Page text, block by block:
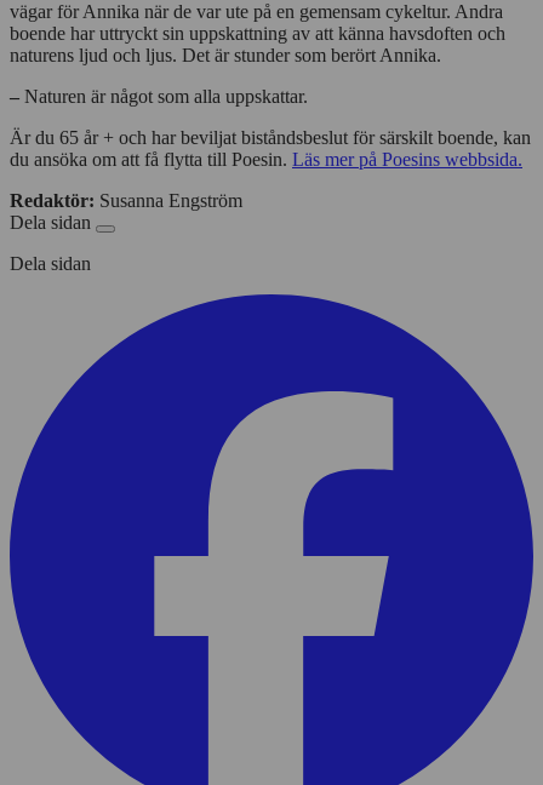
vägar för Annika när de var ute på en gemensam cykeltur. Andra
boende har uttryckt sin uppskattning av att känna havsdoften och
naturens ljud och ljus. Det är stunder som berört Annika.
– Naturen är något som alla uppskattar.
Är du 65 år + och har beviljat biståndsbeslut för särskilt boende, kan
du ansöka om att få flytta till Poesin. Läs mer på Poesins webbsida.
Redaktör: Susanna Engström
Dela sidan
Dela sidan